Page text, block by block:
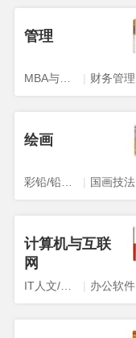
管理
MBA与工商管理 | 财务管理
绘画
| 国画技法
计算机与互联
网
| 办公软件